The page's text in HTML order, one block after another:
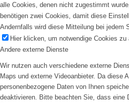
alle Cookies, denen nicht zugestimmt
benötigen zwei Cookies, damit diese
Andernfalls wird diese Mitteilung bei jedem
Hier klicken, um notwendige Cookies zu
Andere externe Dienste
Wir nutzen auch verschiedene externe
Maps und externe Videoanbieter. Da diese
personenbezogene Daten von Ihnen
deaktivieren. Bitte beachten Sie, dass eine